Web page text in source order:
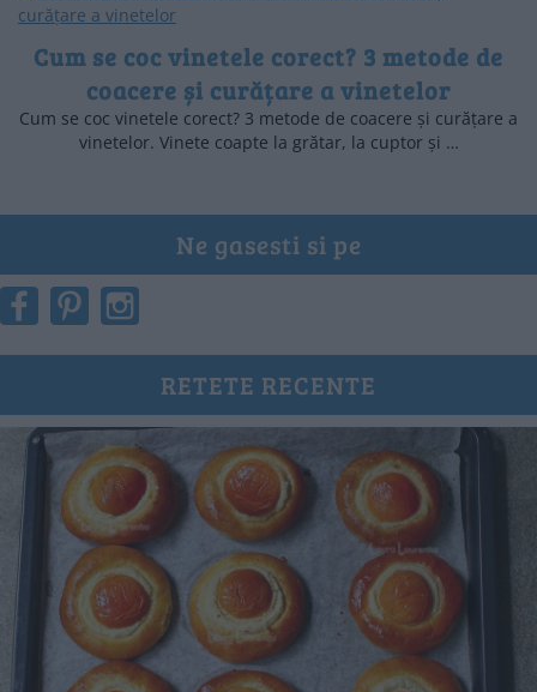
Cum se coc vinetele corect? 3 metode de
coacere și curățare a vinetelor
Cum se coc vinetele corect? 3 metode de coacere și curățare a
vinetelor. Vinete coapte la grătar, la cuptor și …
Ne gasesti si pe
RETETE RECENTE